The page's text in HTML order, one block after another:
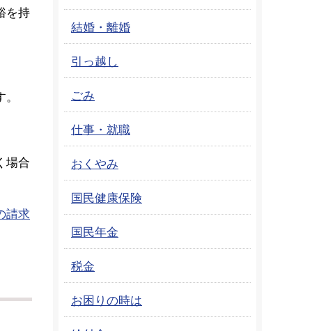
を持
場合
請求
結婚・離婚
引っ越し
ごみ
仕事・就職
おくやみ
国民健康保険
国民年金
税金
お困りの時は